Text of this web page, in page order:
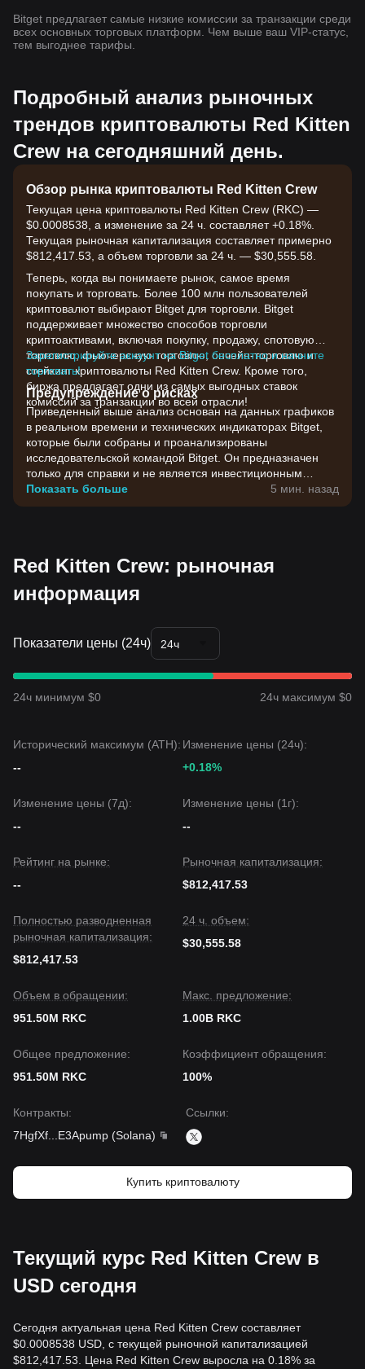
Bitget предлагает самые низкие комиссии за транзакции среди
всех основных торговых платформ. Чем выше ваш VIP-статус,
тем выгоднее тарифы.
Подробный анализ рыночных
трендов криптовалюты Red Kitten
Crew на сегодняшний день.
Обзор рынка криптовалюты Red Kitten Crew
Текущая цена криптовалюты Red Kitten Crew (RKC) —
$0.0008538, а изменение за 24 ч. составляет +0.18%.
Текущая рыночная капитализация составляет примерно
$812,417.53, а объем торговли за 24 ч. — $30,555.58.
Теперь, когда вы понимаете рынок, самое время
покупать и торговать. Более 100 млн пользователей
криптовалют выбирают Bitget для торговли. Bitget
поддерживает множество способов торговли
криптоактивами, включая покупку, продажу, спотовую
торговлю, фьючерсную торговлю, ончейн-торговлю и
стейкинг криптовалюты Red Kitten Crew. Кроме того,
биржа предлагает одни из самых выгодных ставок
комиссий за транзакции во всей отрасли!
Зарегистрируйте аккаунт на Bitget бесплатно и начните
торговать!
Предупреждение о рисках
Приведенный выше анализ основан на данных графиков
в реальном времени и технических индикаторах Bitget,
которые были собраны и проанализированы
исследовательской командой Bitget. Он предназначен
только для справки и не является инвестиционным
советом. Цены на криптовалюты отличаются высокой
волатильностью. Принимайте инвестиционные решения
Показать больше 5 мин. назад
Red Kitten Crew: рыночная
информация
Показатели цены (24ч) 24ч
24ч минимум $0 24ч максимум $0
Исторический максимум (ATH):
--
Изменение цены (24ч):
+0.18%
Изменение цены (7д):
--
Изменение цены (1г):
--
Рейтинг на рынке:
--
Рыночная капитализация:
$812,417.53
Полностью разводненная
рыночная капитализация:
$812,417.53
24 ч. объем:
$30,555.58
Объем в обращении:
951.50M RKC
Макс. предложение:
1.00B RKC
Общее предложение:
951.50M RKC
Коэффициент обращения:
100%
Контракты:
7HgfXf
E3Apump (Solana)
Ссылки:
Купить криптовалюту
Текущий курс Red Kitten Crew в
USD сегодня
Сегодня актуальная цена Red Kitten Crew составляет
$0.0008538 USD, с текущей рыночной капитализацией
$812,417.53. Цена Red Kitten Crew выросла на 0.18% за